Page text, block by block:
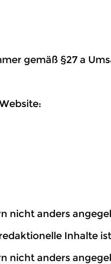
gemäß §27 a
nicht anders
Inhalte
nicht anders